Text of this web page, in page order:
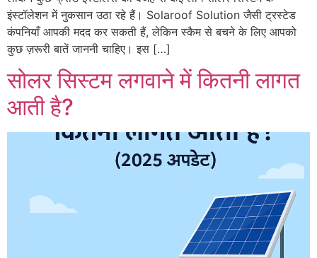
इंस्टॉलेशन में नुकसान उठा रहे हैं। Solaroof Solution जैसी ट्रस्टेड
कंपनियाँ आपकी मदद कर सकती हैं, लेकिन स्कैम से बचने के लिए आपको
कुछ ज़रूरी बातें जाननी चाहिए। इस […]
सोलर सिस्टम लगवाने में कितनी लागत
आती है?